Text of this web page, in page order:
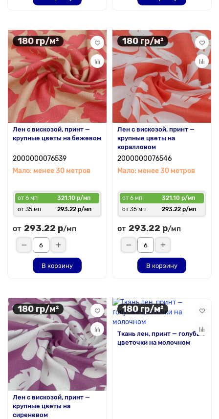
180 гр/м²
Лен с вискозой, принт —
крупные цветы на бежевом
2000000076539
Мало: менее 30 метров
от 6 мп
321.10 р/мп
от 35 мп
293.22 р/мп
от 293.22 р/мп
В корзину
180 гр/м²
Лен с вискозой, принт —
крупные цветы на
коралловом
2000000076546
Мало: менее 30 метров
от 6 мп
321.10 р/мп
от 35 мп
293.22 р/мп
от 293.22 р/мп
В корзину
180 гр/м²
Лен с вискозой, принт —
крупные цветы на
сиреневом
180 гр/м²
Ткань лен, принт — голубые
цветочки на молочном